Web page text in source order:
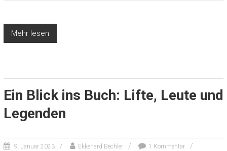
Mehr lesen
Ein Blick ins Buch: Lifte, Leute und
Legenden
9. Januar 2023 Ekkehard Bechler 1 Kommentar